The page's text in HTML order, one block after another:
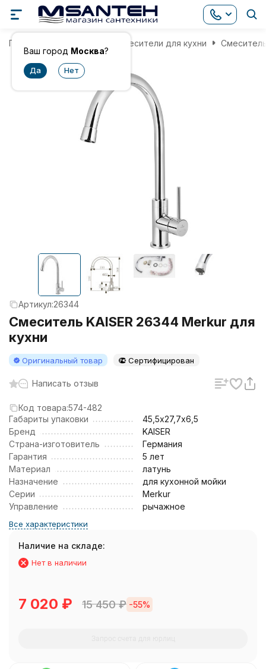
Ваш город Москва?
Главная Смесители для кухни
Артикул:26344
Смеситель KAISER 26344 Merkur для
кухни
Оригинальный товар Сертифицирован
Написать отзыв
Код товара:574-482
Габариты упаковки
45,5х27,7х6,5
Бренд
KAISER
Страна-изготовитель
Германия
Гарантия
5 лет
Материал
латунь
Назначение
для кухонной мойки
Серии
Merkur
Управление
рычажное
Все характеристики
Наличие на складе:
Нет в наличии
7 020 ₽ 15 450₽ -55%